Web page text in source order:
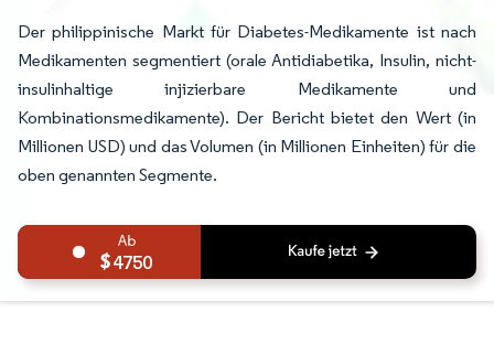
Der philippinische Markt für Diabetes-Medikamente ist nach
Medikamenten segmentiert (orale Antidiabetika, Insulin, nicht-
insulinhaltige injizierbare Medikamente und
Kombinationsmedikamente). Der Bericht bietet den Wert (in
Millionen USD) und das Volumen (in Millionen Einheiten) für die
oben genannten Segmente.
4750